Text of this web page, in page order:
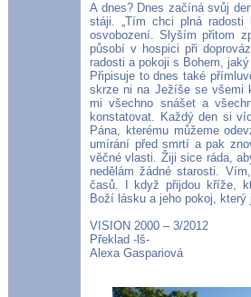
A dnes? Dnes začíná svůj
stáji. „Tím chci plná
osvobození. Slyším přitom
působí v hospici při
radosti a pokoji s Bohem,
Připisuje to dnes také
skrze ni na Ježíše se všemi
mi všechno snášet a
konstatovat. Každý den si
Pána, kterému můžeme
umírání před smrtí a pak
věčné vlasti. Žiji sice ráda,
nedělám žádné starosti.
časů. I když přijdou kříže,
Boží lásku a jeho pokoj,
VISION 2000 – 3/2012
Překlad -lš-
Alexa Gaspariová